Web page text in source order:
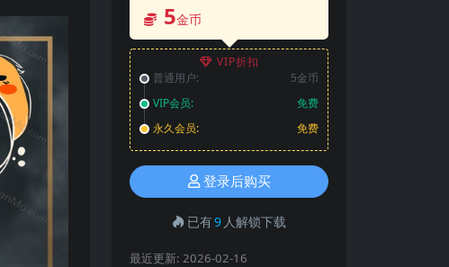
5金币
VIP折扣
普通用户:
5金币
VIP会员:
免费
永久会员:
免费
登录后购买
已有9 人解锁下载
最近更新: 2026-02-16